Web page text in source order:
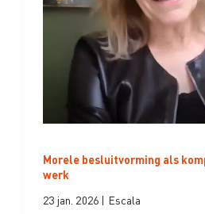
Morele besluitvorming als
werk
23 jan. 2026 | Escala